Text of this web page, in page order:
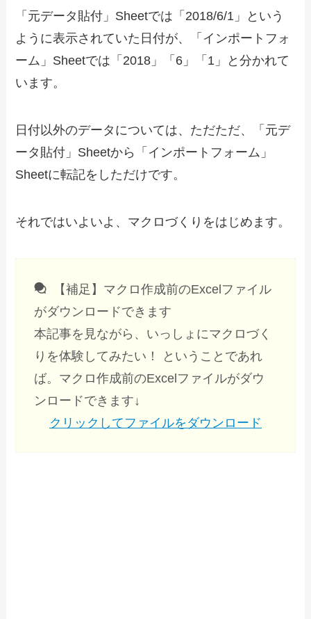
「元データ貼付」Sheetでは「2018/6/1」という
ように表示されていた日付が、「インポートフォ
ーム」Sheetでは「2018」「6」「1」と分かれて
います。
日付以外のデータについては、ただただ、「元デ
ータ貼付」Sheetから「インポートフォーム」
Sheetに転記をしただけです。
それではいよいよ、マクロづくりをはじめます。
【補足】マクロ作成前のExcelファイル
がダウンロードできます
本記事を見ながら、いっしょにマクロづく
りを体験してみたい！ ということであれ
ば。マクロ作成前のExcelファイルがダウ
ンロードできます↓
クリックしてファイルをダウンロード